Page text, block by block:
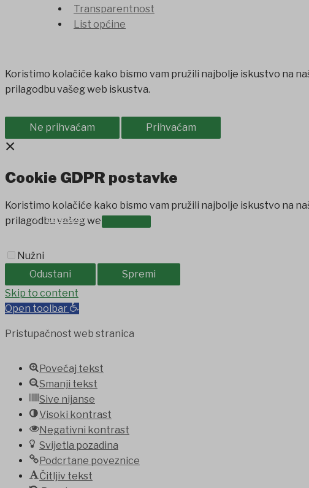
OSTALO
Transparentnost
List općine
Koristimo kolačiće kako bismo vam pružili najbolje iskustvo na
prilagodbu vašeg web iskustva.
Ne prihvaćam Prihvaćam
×
Cookie GDPR postavke
Koristimo kolačiće kako bismo vam pružili najbolje iskustvo na
prilagodbu vašeg web iskustva.
Nužni
Odustani
Spremi
holiganbetHoliganbet
Skip to content
Open toolbar
Pristupačnost web stranica
Povećaj tekst
Smanji tekst
Sive nijanse
Visoki kontrast
Negativni kontrast
Svijetla pozadina
Podcrtane poveznice
Čitljiv tekst